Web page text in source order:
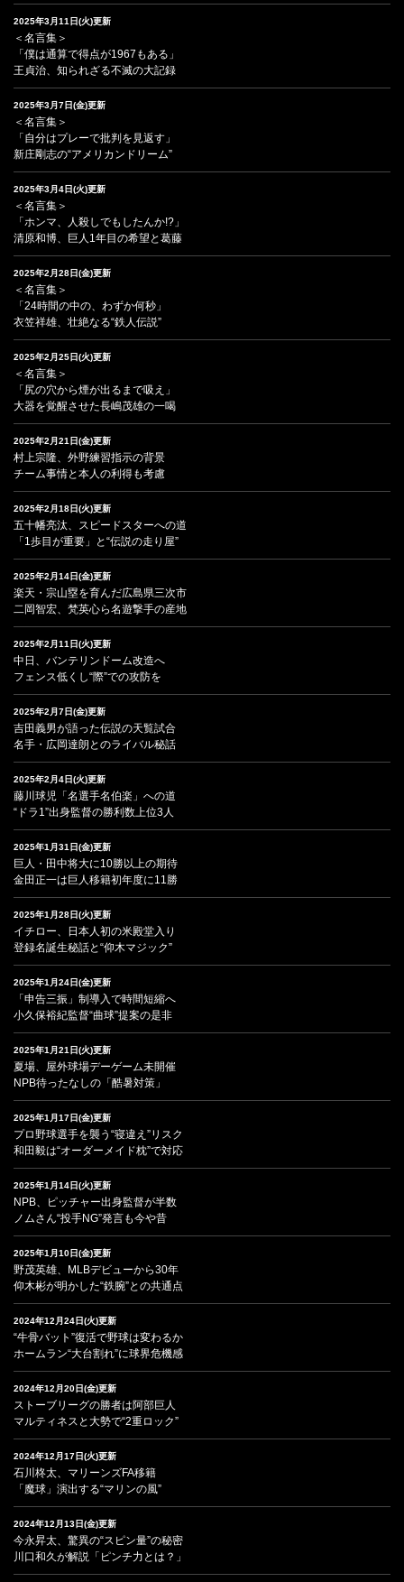
2025年3月11日(火)更新
＜名言集＞
「僕は通算で得点が1967もある」
王貞治、知られざる不滅の大記録
2025年3月7日(金)更新
＜名言集＞
「自分はプレーで批判を見返す」
新庄剛志の“アメリカンドリーム”
2025年3月4日(火)更新
＜名言集＞
「ホンマ、人殺しでもしたんか!?」
清原和博、巨人1年目の希望と葛藤
2025年2月28日(金)更新
＜名言集＞
「24時間の中の、わずか何秒」
衣笠祥雄、壮絶なる“鉄人伝説”
2025年2月25日(火)更新
＜名言集＞
「尻の穴から煙が出るまで吸え」
大器を覚醒させた長嶋茂雄の一喝
2025年2月21日(金)更新
村上宗隆、外野練習指示の背景
チーム事情と本人の利得も考慮
2025年2月18日(火)更新
五十幡亮汰、スピードスターへの道
「1歩目が重要」と“伝説の走り屋”
2025年2月14日(金)更新
楽天・宗山塁を育んだ広島県三次市
二岡智宏、梵英心ら名遊撃手の産地
2025年2月11日(火)更新
中日、バンテリンドーム改造へ
フェンス低くし“際”での攻防を
2025年2月7日(金)更新
吉田義男が語った伝説の天覧試合
名手・広岡達朗とのライバル秘話
2025年2月4日(火)更新
藤川球児「名選手名伯楽」への道
“ドラ1”出身監督の勝利数上位3人
2025年1月31日(金)更新
巨人・田中将大に10勝以上の期待
金田正一は巨人移籍初年度に11勝
2025年1月28日(火)更新
イチロー、日本人初の米殿堂入り
登録名誕生秘話と“仰木マジック”
2025年1月24日(金)更新
「申告三振」制導入で時間短縮へ
小久保裕紀監督“曲球”提案の是非
2025年1月21日(火)更新
夏場、屋外球場デーゲーム未開催
NPB待ったなしの「酷暑対策」
2025年1月17日(金)更新
プロ野球選手を襲う“寝違え”リスク
和田毅は“オーダーメイド枕”で対応
2025年1月14日(火)更新
NPB、ピッチャー出身監督が半数
ノムさん“投手NG”発言も今や昔
2025年1月10日(金)更新
野茂英雄、MLBデビューから30年
仰木彬が明かした“鉄腕”との共通点
2024年12月24日(火)更新
“牛骨バット”復活で野球は変わるか
ホームラン“大台割れ”に球界危機感
2024年12月20日(金)更新
ストーブリーグの勝者は阿部巨人
マルティネスと大勢で“2重ロック”
2024年12月17日(火)更新
石川柊太、マリーンズFA移籍
「魔球」演出する“マリンの風”
2024年12月13日(金)更新
今永昇太、驚異の“スピン量”の秘密
川口和久が解説「ピンチ力とは？」